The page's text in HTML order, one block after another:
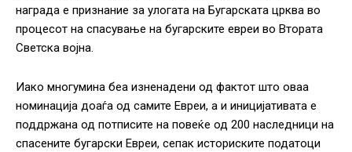
награда е признание за улогата на Бугарската црква во
процесот на спасување на бугарските евреи во Втората
Светска војна.
Иако многумина беа изненадени од фактот што оваа
номинација доаѓа од самите Евреи, а и иницијативата е
поддржана од потписите на повеќе од 200 наследници на
спасените бугарски Евреи, сепак историските податоци